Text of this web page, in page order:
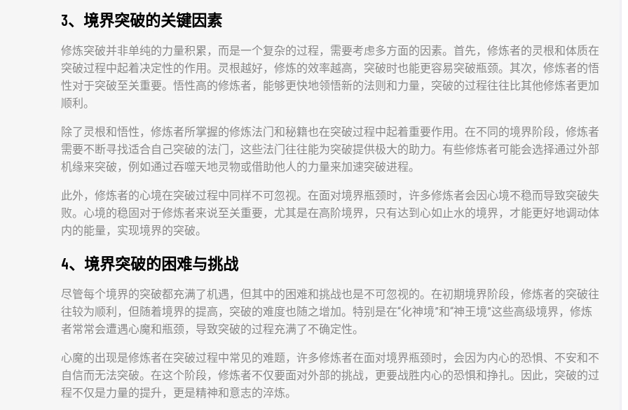
3、境界突破的关键因素
修炼突破并非单纯的力量积累，而是一个复杂的过程，需要考虑多方面的因素。首先，修炼者的灵根和体质在
突破过程中起着决定性的作用。灵根越好，修炼的效率越高，突破时也能更容易突破瓶颈。其次，修炼者的悟
性对于突破至关重要。悟性高的修炼者，能够更快地领悟新的法则和力量，突破的过程往往比其他修炼者更加
顺利。
除了灵根和悟性，修炼者所掌握的修炼法门和秘籍也在突破过程中起着重要作用。在不同的境界阶段，修炼者
需要不断寻找适合自己突破的法门，这些法门往往能为突破提供极大的助力。有些修炼者可能会选择通过外部
机缘来突破，例如通过吞噬天地灵物或借助他人的力量来加速突破进程。
此外，修炼者的心境在突破过程中同样不可忽视。在面对境界瓶颈时，许多修炼者会因心境不稳而导致突破失
败。心境的稳固对于修炼者来说至关重要，尤其是在高阶境界，只有达到心如止水的境界，才能更好地调动体
内的能量，实现境界的突破。
4、境界突破的困难与挑战
尽管每个境界的突破都充满了机遇，但其中的困难和挑战也是不可忽视的。在初期境界阶段，修炼者的突破往
往较为顺利，但随着境界的提高，突破的难度也随之增加。特别是在“化神境”和“神王境”这些高级境界，修炼
者常常会遭遇心魔和瓶颈，导致突破的过程充满了不确定性。
心魔的出现是修炼者在突破过程中常见的难题，许多修炼者在面对境界瓶颈时，会因为内心的恐惧、不安和不
自信而无法突破。在这个阶段，修炼者不仅要面对外部的挑战，更要战胜内心的恐惧和挣扎。因此，突破的过
程不仅是力量的提升，更是精神和意志的淬炼。